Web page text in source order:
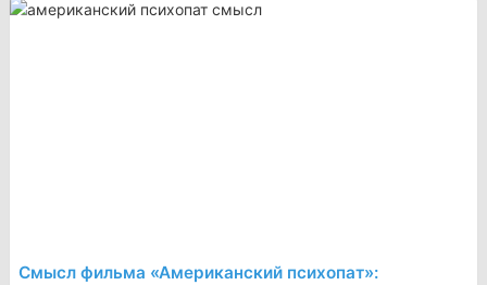
Смысл фильма «Американский психопат»: